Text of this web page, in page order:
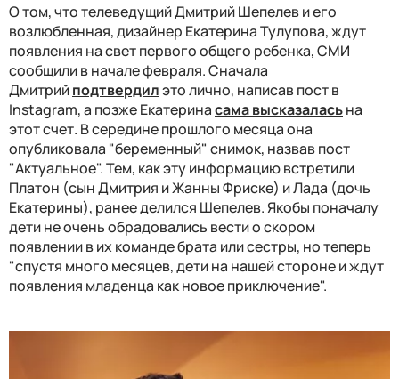
О том, что телеведущий Дмитрий Шепелев и его
возлюбленная, дизайнер Екатерина Тулупова, ждут
появления на свет первого общего ребенка, СМИ
сообщили в начале февраля. Сначала
Дмитрийподтвердилэто лично, написав пост в
Instagram, а позже Екатеринасама высказаласьна
этот счет. В середине прошлого месяца она
опубликовала "беременный" снимок, назвав пост
"Актуальное". Тем, как эту информацию встретили
Платон (сын Дмитрия и Жанны Фриске) и Лада (дочь
Екатерины), ранее делился Шепелев. Якобы поначалу
дети не очень обрадовались вести о скором
появлении в их команде брата или сестры, но теперь
"спустя много месяцев, дети на нашей стороне и ждут
появления младенца как новое приключение".